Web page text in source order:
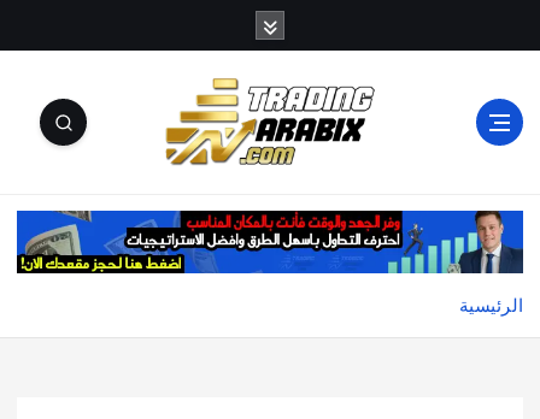
م
والكريبتو
الرئيسية